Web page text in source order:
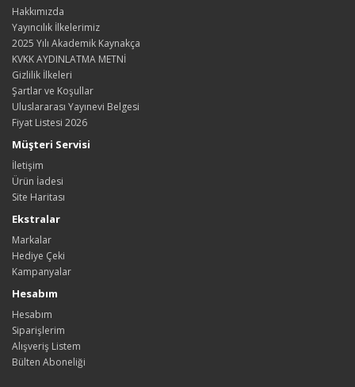
Hakkımızda
Yayıncılık İlkelerimiz
2025 Yılı Akademik Kaynakça
KVKK AYDINLATMA METNİ
Gizlilik İlkeleri
Şartlar ve Koşullar
Uluslararası Yayınevi Belgesi
Fiyat Listesi 2026
Müşteri Servisi
İletişim
Ürün İadesi
Site Haritası
Ekstralar
Markalar
Hediye Çeki
Kampanyalar
Hesabım
Hesabım
Siparişlerim
Alışveriş Listem
Bülten Aboneliği